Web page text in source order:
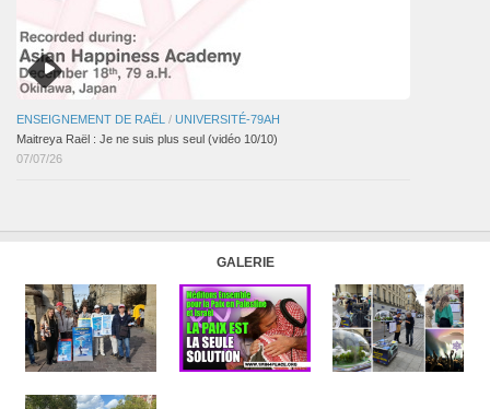
ENSEIGNEMENT DE RAËL / UNIVERSITÉ-79AH
Maitreya Raël : Je ne suis plus seul (vidéo 10/10)
07/07/26
GALERIE